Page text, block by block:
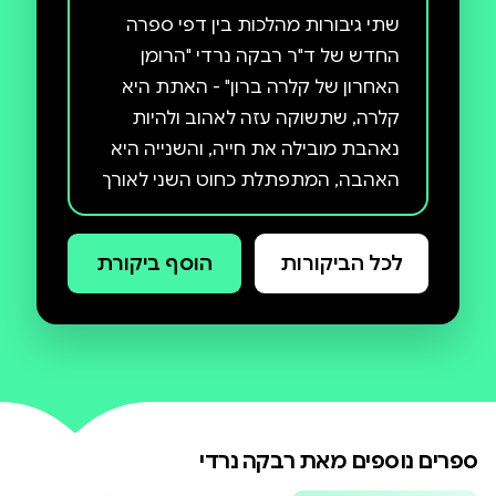
שתי גיבורות מהלכות בין דפי ספרה
החדש של ד"ר רבקה נרדי "הרומן
האחרון של קלרה ברון" - האתת היא
קלרה, שתשוקה עזה לאהוב ולהיות
נאהבת מובילה את חייה, והשנייה היא
האהבה, המתפתלת כחוט השני לאורך
דפי הספר הזה, בחסד ובייסורים,
צורפת את הנשמה ומעניקה טעם
לחיים. אך הנפשות הפועלות ברומן,
לחולל שוב ושוב במעגל קסמים של
רומן ישן מימי האוניברסיטה קם לתחייה
בחייה של קלרה לאחר שהיא
לכל הביקורות הוסף ביקורת
ספרים נוספים מאת רבקה נרדי